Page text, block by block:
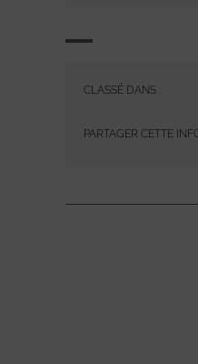
CLASSÉ DANS :
PARTAGER CETTE